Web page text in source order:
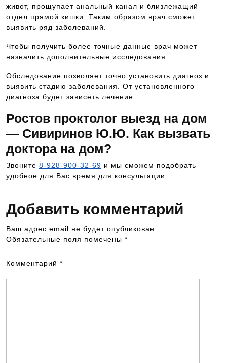
живот, прощупает анальный канал и близлежащий
отдел прямой кишки. Таким образом врач сможет
выявить ряд заболеваний.
Чтобы получить более точные данные врач может
назначить дополнительные исследования.
Обследование позволяет точно установить диагноз и
выявить стадию заболевания. От установленного
диагноза будет зависеть лечение.
Ростов проктолог выезд на дом
— Сивиринов Ю.Ю. Как вызвать
доктора на дом?
Звоните 8-928-900-32-69 и мы сможем подобрать
удобное для Вас время для консультации.
Добавить комментарий
Ваш адрес email не будет опубликован.
Обязательные поля помечены *
Комментарий *